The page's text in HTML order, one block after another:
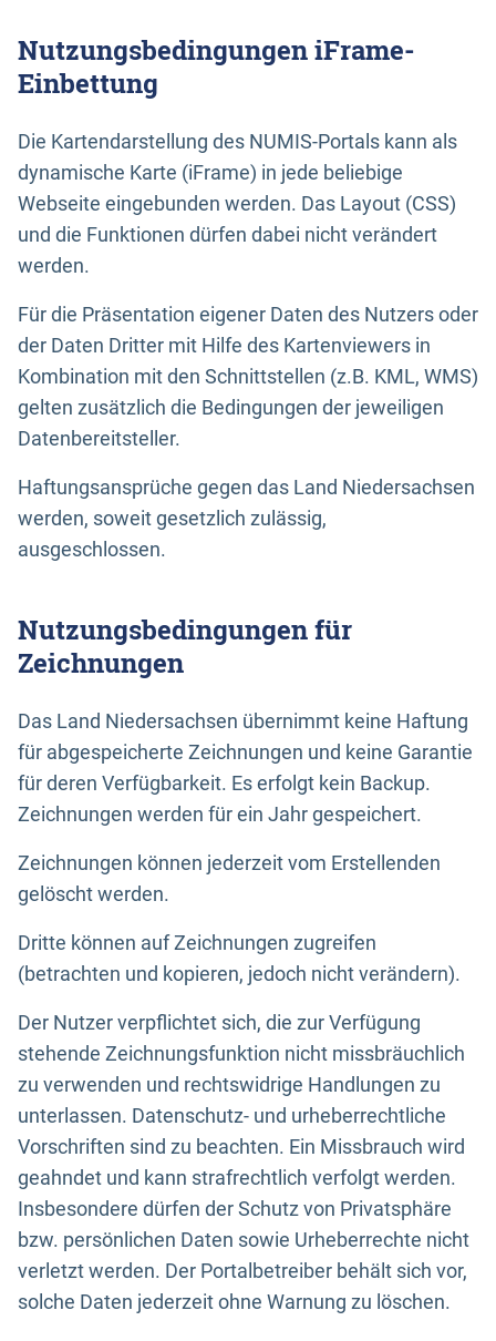
Nutzungsbedingungen iFrame-
Einbettung
Die Kartendarstellung des NUMIS-Portals kann als
dynamische Karte (iFrame) in jede beliebige
Webseite eingebunden werden. Das Layout (CSS)
und die Funktionen dürfen dabei nicht verändert
werden.
Für die Präsentation eigener Daten des Nutzers oder
der Daten Dritter mit Hilfe des Kartenviewers in
Kombination mit den Schnittstellen (z.B. KML, WMS)
gelten zusätzlich die Bedingungen der jeweiligen
Datenbereitsteller.
Haftungsansprüche gegen das Land Niedersachsen
werden, soweit gesetzlich zulässig,
ausgeschlossen.
Nutzungsbedingungen für
Zeichnungen
Das Land Niedersachsen übernimmt keine Haftung
für abgespeicherte Zeichnungen und keine Garantie
für deren Verfügbarkeit. Es erfolgt kein Backup.
Zeichnungen werden für ein Jahr gespeichert.
Zeichnungen können jederzeit vom Erstellenden
gelöscht werden.
Dritte können auf Zeichnungen zugreifen
(betrachten und kopieren, jedoch nicht verändern).
Der Nutzer verpflichtet sich, die zur Verfügung
stehende Zeichnungsfunktion nicht missbräuchlich
zu verwenden und rechtswidrige Handlungen zu
unterlassen. Datenschutz- und urheberrechtliche
Vorschriften sind zu beachten. Ein Missbrauch wird
geahndet und kann strafrechtlich verfolgt werden.
Insbesondere dürfen der Schutz von Privatsphäre
bzw. persönlichen Daten sowie Urheberrechte nicht
verletzt werden. Der Portalbetreiber behält sich vor,
solche Daten jederzeit ohne Warnung zu löschen.